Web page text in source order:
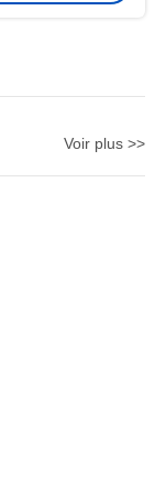
Voir plus >>